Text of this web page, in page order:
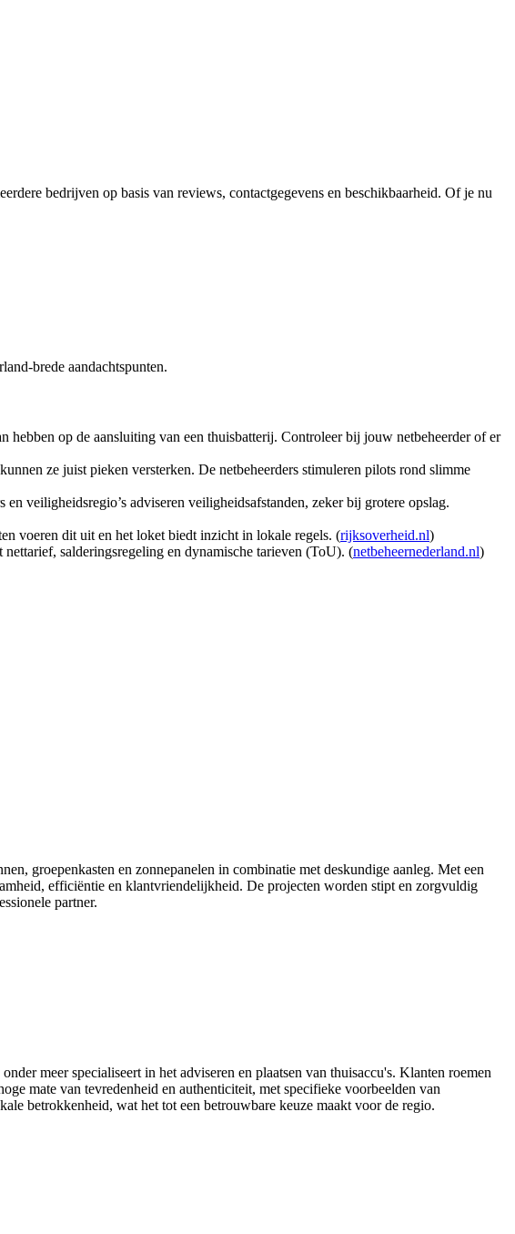
bedrijven op basis van reviews, contactgegevens en beschikbaarheid. Of je nu
brede aandachtspunten.
op de aansluiting van een thuisbatterij. Controleer bij jouw netbeheerder of er
ze juist pieken versterken. De netbeheerders stimuleren pilots rond slimme
veiligheidsregio’s adviseren veiligheidsafstanden, zeker bij grotere opslag.
voeren dit uit en het loket biedt inzicht in lokale regels. (rijksoverheid.nl)
salderingsregeling en dynamische tarieven (ToU). (netbeheernederland.nl)
groepenkasten en zonnepanelen in combinatie met deskundige aanleg. Met een
efficiëntie en klantvriendelijkheid. De projecten worden stipt en zorgvuldig
partner.
meer specialiseert in het adviseren en plaatsen van thuisaccu's. Klanten roemen
mate van tevredenheid en authenticiteit, met specifieke voorbeelden van
betrokkenheid, wat het tot een betrouwbare keuze maakt voor de regio.